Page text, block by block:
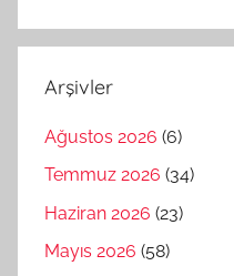
Arşivler
Ağustos 2026 (6)
Temmuz 2026 (34)
Haziran 2026 (23)
Mayıs 2026 (58)